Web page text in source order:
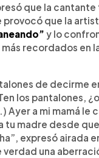
que la cantante
provocó que la
y lo
recordados en
de decirme
los pantalones,
Ayer a mi mamá le
tu madre desde
expresó airada
verdad una